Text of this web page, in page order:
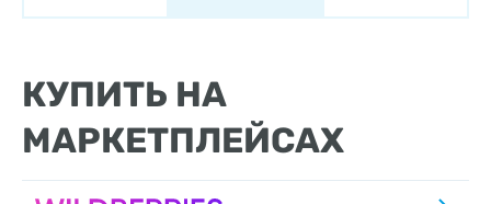
КУПИТЬ НА
МАРКЕТПЛЕЙСАХ